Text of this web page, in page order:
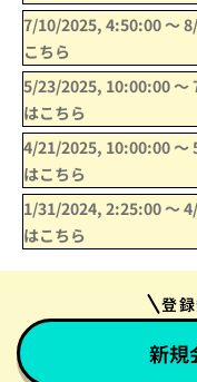
7/10/2025, 4:50:00〜
こちら
5/23/2025, 10:00:00〜
はこちら
4/21/2025, 10:00:00〜
はこちら
1/31/2024, 2:25:00〜
はこちら
登
新規